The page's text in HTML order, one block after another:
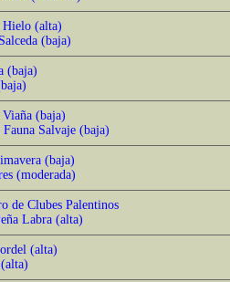
Hielo (alta)
(baja)
(baja)
Viaña (baja)
Salvaje (baja)
(baja)
(moderada)
de Clubes Palentinos
Labra (alta)
(alta)